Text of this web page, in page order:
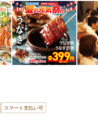
スマート支払い可